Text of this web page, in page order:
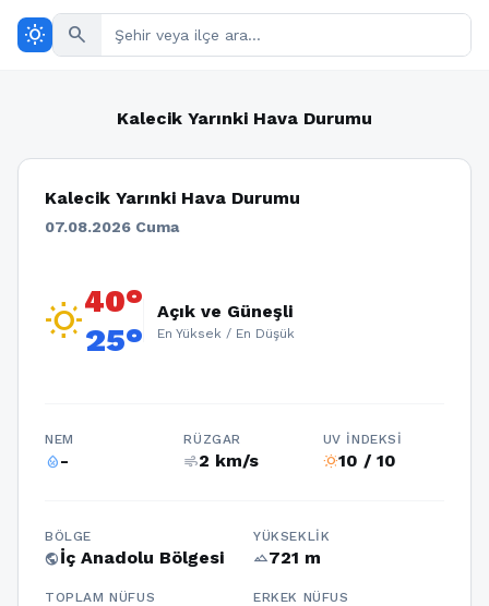
wb_sunny search
Kalecik Yarınki Hava Durumu
Kalecik Yarınki Hava Durumu
07.08.2026 Cuma
wb_sunny40°
25°
Açık ve Güneşli
En Yüksek / En Düşük
NEM
humidity_percentage-
RÜZGAR
air2 km/s
UV İNDEKSI
wb_sunny10 / 10
BÖLGE
publicİç Anadolu Bölgesi
YÜKSEKLIK
terrain721 m
TOPLAM NÜFUS ERKEK NÜFUS